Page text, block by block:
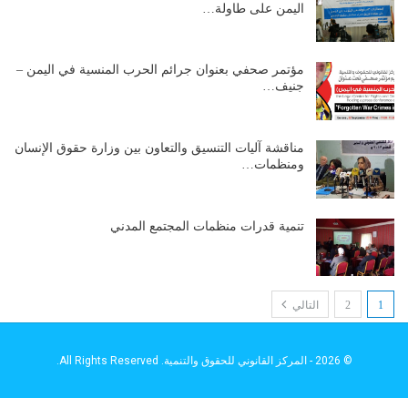
اليمن على طاولة…
مؤتمر صحفي بعنوان جرائم الحرب المنسية في اليمن –
جنيف…
مناقشة آليات التنسيق والتعاون بين وزارة حقوق الإنسان
ومنظمات…
تنمية قدرات منظمات المجتمع المدني
1
2 التالي
© 2026 - المركز القانوني للحقوق والتنمية. All Rights Reserved.